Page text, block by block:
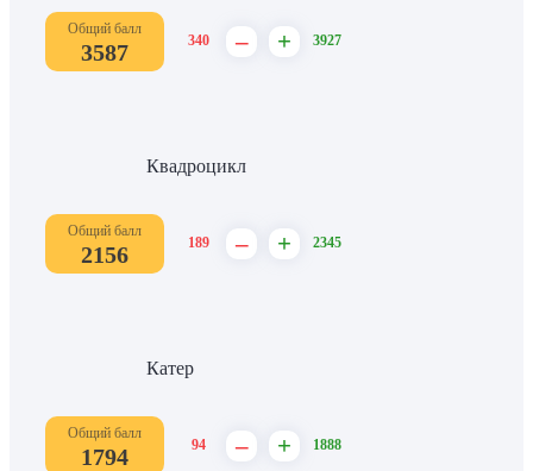
Общий балл
3587 340 – + 3927
Квадроцикл
Общий балл
2156 189 – + 2345
Катер
Общий балл
1794 94 – + 1888